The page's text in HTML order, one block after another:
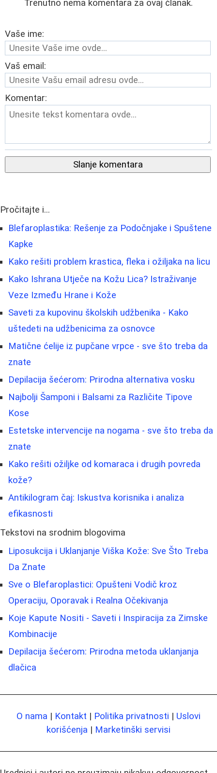
Trenutno nema komentara za ovaj članak.
Vaše ime:
Vaš email:
Komentar:
Slanje komentara
Pročitajte i...
Blefaroplastika: Rešenje za Podočnjake i Spuštene
Kapke
Kako rešiti problem krastica, fleka i ožiljaka na licu
Kako Ishrana Utječe na Kožu Lica? Istraživanje
Veze Između Hrane i Kože
Saveti za kupovinu školskih udžbenika - Kako
uštedeti na udžbenicima za osnovce
Matične ćelije iz pupčane vrpce - sve što treba da
znate
Depilacija šećerom: Prirodna alternativa vosku
Najbolji Šamponi i Balsami za Različite Tipove
Kose
Estetske intervencije na nogama - sve što treba da
znate
Kako rešiti ožiljke od komaraca i drugih povreda
kože?
Antikilogram čaj: Iskustva korisnika i analiza
efikasnosti
Tekstovi na srodnim blogovima
Liposukcija i Uklanjanje Viška Kože: Sve Što Treba
Da Znate
Sve o Blefaroplastici: Opušteni Vodič kroz
Operaciju, Oporavak i Realna Očekivanja
Koje Kapute Nositi - Saveti i Inspiracija za Zimske
Kombinacije
Depilacija šećerom: Prirodna metoda uklanjanja
dlačica
O nama | Kontakt | Politika privatnosti | Uslovi
korišćenja | Marketinški servisi